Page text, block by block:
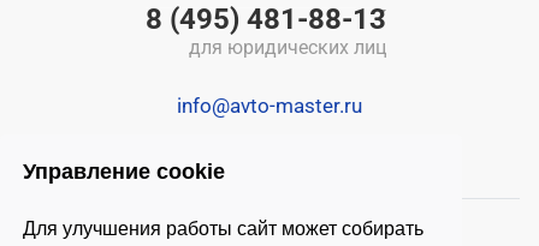
Управление cookie
Для улучшения работы сайт может собирать
8 (495) 481-88-13
для юридических лиц
info@avto-master.ru